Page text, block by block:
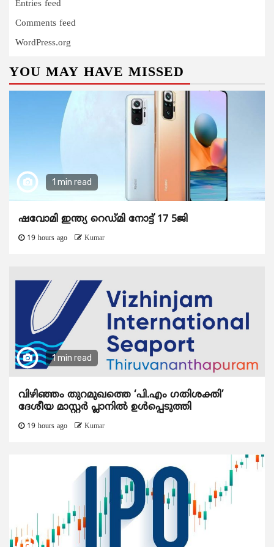
Entries feed
Comments feed
WordPress.org
YOU MAY HAVE MISSED
1 min read
ഷവോമി ഇന്ത്യ റെഡ്മി നോട്ട് 17 5ജി
19 hours ago Kumar
1 min read
വിഴിഞ്ഞം തുറമുഖത്തെ ‘പി.എം ഗതിശക്തി’
ദേശീയ മാസ്റ്റർ പ്ലാനിൽ ഉൾപ്പെടുത്തി
19 hours ago Kumar